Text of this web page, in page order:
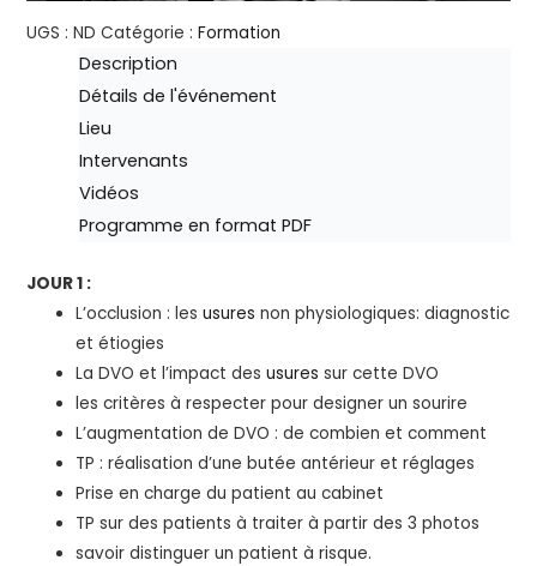
UGS :ND Catégorie :Formation
Description
Détails de l'événement
Lieu
Intervenants
Vidéos
Programme en format PDF
JOUR 1 :
L’occlusion : lesusures non physiologiques: diagnostic
et étiogies
La DVO et l’impact desusures sur cette DVO
les critères à respecter pour designer un sourire
L’augmentation de DVO : de combien et comment
TP : réalisation d’une butée antérieur et réglages
Prise en charge du patient au cabinet
TP sur des patients à traiter à partir des 3 photos
savoir distinguer un patient à risque.